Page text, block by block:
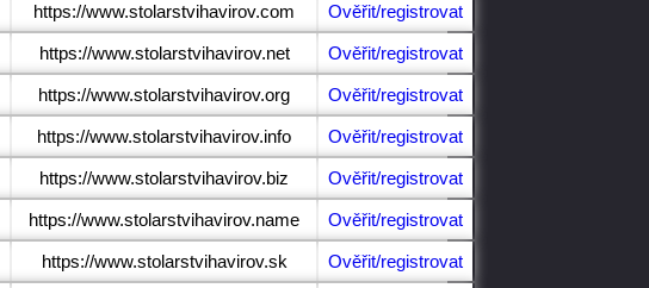
https://www.stolarstvihavirov.com Ověřit/registrovat
https://www.stolarstvihavirov.net Ověřit/registrovat
https://www.stolarstvihavirov.org Ověřit/registrovat
https://www.stolarstvihavirov.info Ověřit/registrovat
https://www.stolarstvihavirov.biz Ověřit/registrovat
https://www.stolarstvihavirov.name Ověřit/registrovat
https://www.stolarstvihavirov.sk Ověřit/registrovat